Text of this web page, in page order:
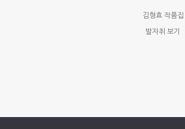
김형효 작품집
발자취 보기